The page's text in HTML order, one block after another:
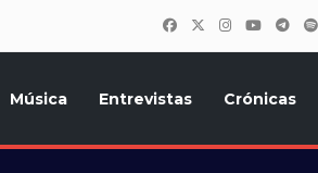
Música Entrevistas Crónicas